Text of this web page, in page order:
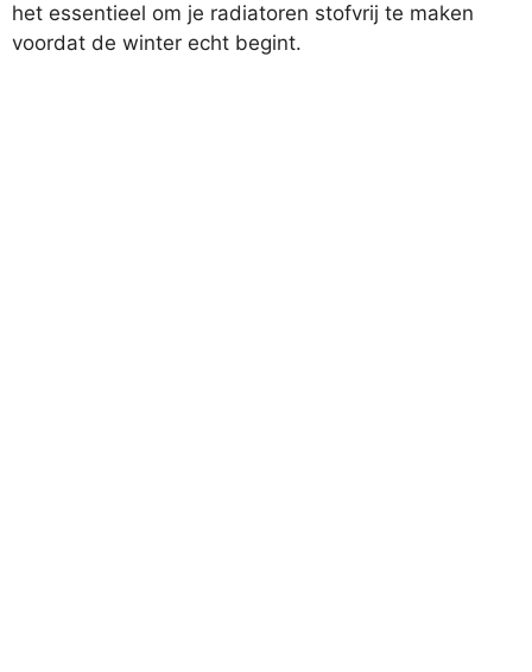
het essentieel om je radiatoren stofvrij te maken
voordat de winter echt begint.